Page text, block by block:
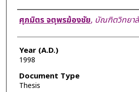
Author
ศุภมิตร จตุพรฆ้องชัย, บัณฑิตวิทยา
Year (A.D.)
1998
Document Type
Thesis